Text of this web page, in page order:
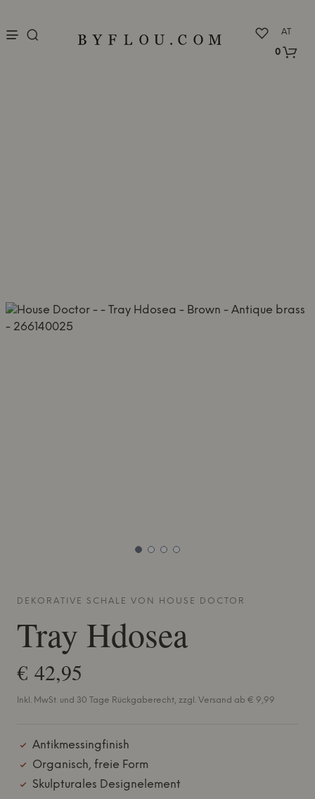
AT
0
DEKORATIVE SCHALE VON HOUSE DOCTOR
Tray Hdosea
€ 42,95
Inkl. MwSt. und 30 Tage Rückgaberecht, zzgl. Versand ab € 9,99
Antikmessingfinish
Organisch, freie Form
Skulpturales Designelement